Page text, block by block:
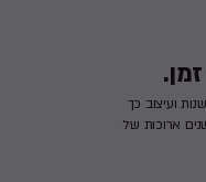
ועיצוב כך
ארוכות של